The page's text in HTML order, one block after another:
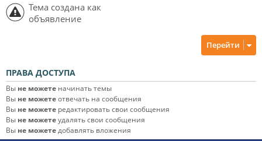
Тема создана как
объявление
Перейти
ПРАВА ДОСТУПА
Вы не можете начинать темы
Вы не можетеотвечать на сообщения
Вы не можете редактировать свои сообщения
Вы не можетеудалять свои сообщения
Вы не можетедобавлять вложения